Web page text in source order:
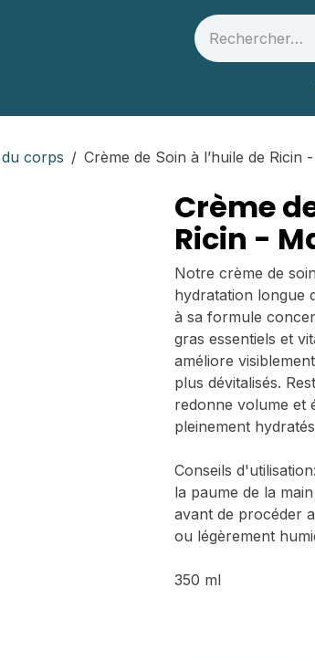
corps Crème de Soin à l’huile de Ricin
Crème
Ricin -
Notre crème de
hydratation longue
à sa formule
gras essentiels et
améliore
plus dévitalisés.
redonne volume et
pleinement
Conseils
la paume de la
avant de procéder
ou légèrement
350 ml